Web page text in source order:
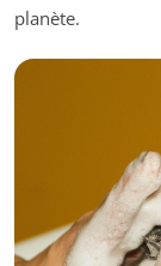
planète.